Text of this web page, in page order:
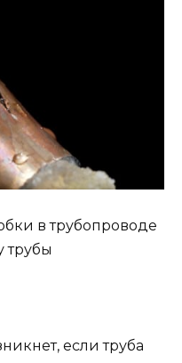
в трубопроводе
трубы
если труба